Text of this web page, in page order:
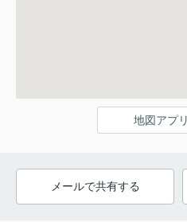
地図アプ
メールで共有する